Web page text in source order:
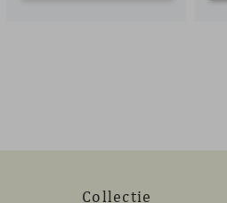
Collectie